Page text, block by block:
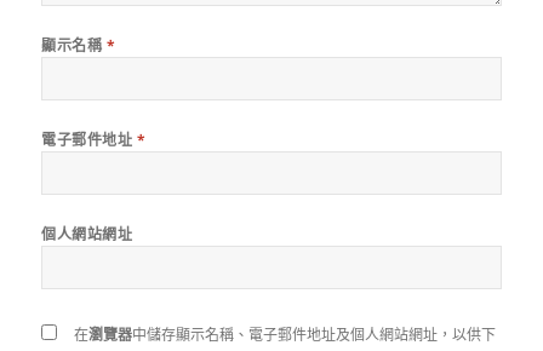
顯示名稱 *
電子郵件地址 *
個人網站網址
在瀏覽器中儲存顯示名稱、電子郵件地址及個人網站網址，以供下